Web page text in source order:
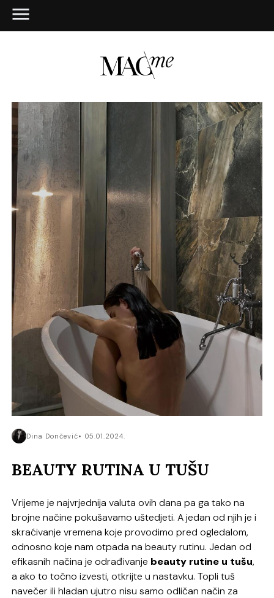
Dina Dončević 05.01.2024.
BEAUTY RUTINA U TUŠU
Vrijeme je najvrjednija valuta ovih dana pa ga tako na
brojne načine pokušavamo uštedjeti. A jedan od njih je i
skraćivanje vremena koje provodimo pred ogledalom,
odnosno koje nam otpada na beauty rutinu. Jedan od
efikasnih načina je odrađivanje beauty rutine u tušu,
a ako to točno izvesti, otkrijte u nastavku. Topli tuš
navečer ili hladan ujutro nisu samo odličan način za